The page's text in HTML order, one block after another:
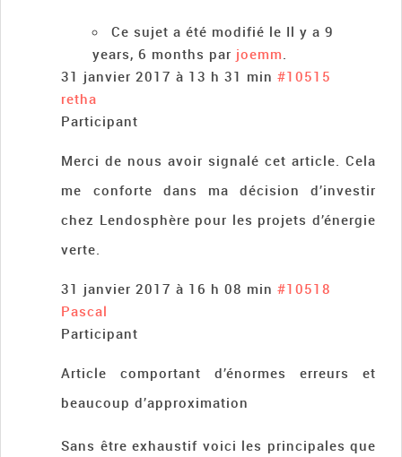
Ce sujet a été modifié le Il y a 9
years, 6 months par joemm.
31 janvier 2017 à 13 h 31 min #10515
retha
Participant
Merci de nous avoir signalé cet article. Cela
me conforte dans ma décision d’investir
chez Lendosphère pour les projets d’énergie
verte.
31 janvier 2017 à 16 h 08 min #10518
Pascal
Participant
Article comportant d’énormes erreurs et
beaucoup d’approximation
Sans être exhaustif voici les principales que